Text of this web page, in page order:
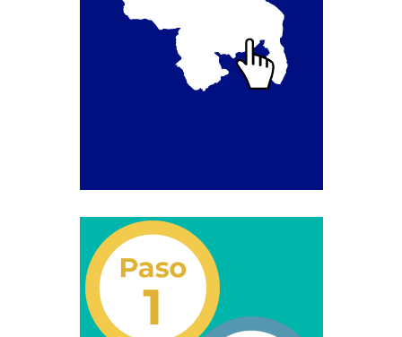
Certificación de Datos de Licencia para Conducir.
Certificación de Datos para Efectos Consulares con
Registro Original de Licencia para Conducir
Segundo Grado (2°) – (Mayores de 18 años).
Registro Original de Licencia para Conducir